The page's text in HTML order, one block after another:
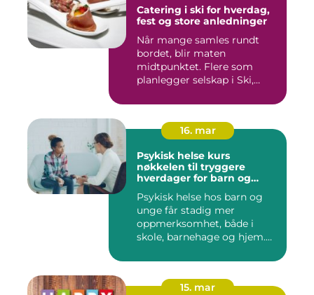
Catering i ski for hverdag,
fest og store anledninger
Når mange samles rundt
bordet, blir maten
midtpunktet. Flere som
planlegger selskap i Ski,
16. mar
Psykisk helse kurs
nøkkelen til tryggere
hverdager for barn og
Psykisk helse hos barn og
unge får stadig mer
oppmerksomhet, både i
skole, barnehage og hjem.
15. mar